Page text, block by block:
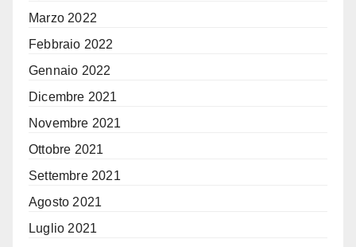
Marzo 2022
Febbraio 2022
Gennaio 2022
Dicembre 2021
Novembre 2021
Ottobre 2021
Settembre 2021
Agosto 2021
Luglio 2021